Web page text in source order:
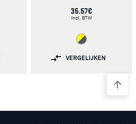
35.57€
Incl. BTW
VERGELIJKEN